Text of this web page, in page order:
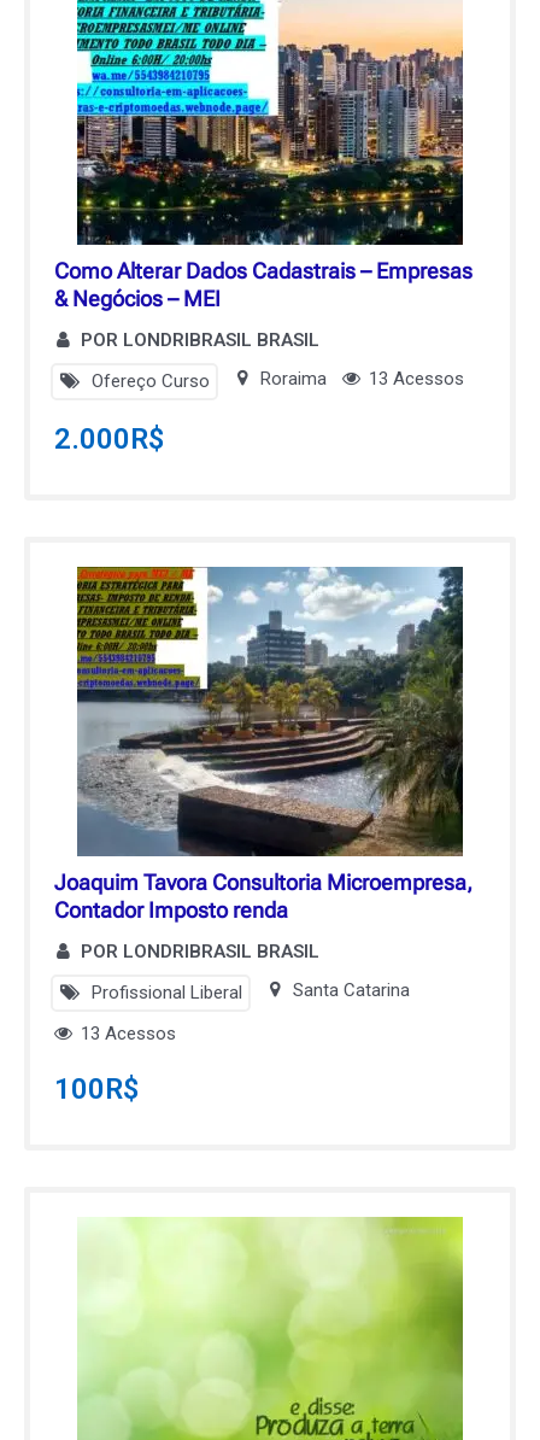
Como Alterar Dados Cadastrais – Empresas
& Negócios – MEI
POR LONDRIBRASIL BRASIL
Ofereço Curso
Roraima 13 Acessos
2.000R$
Joaquim Tavora Consultoria Microempresa,
Contador Imposto renda
POR LONDRIBRASIL BRASIL
Profissional Liberal
Santa Catarina
13 Acessos
100R$